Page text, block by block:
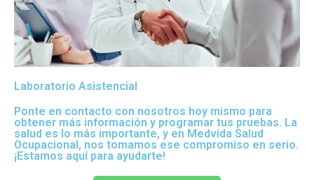
Laboratorio Asistencial
Ponte en contacto con nosotros hoy mismo para
obtener más información y programar tus pruebas. La
salud es lo más importante, y en Medvida Salud
Ocupacional, nos tomamos ese compromiso en serio.
¡Estamos aquí para ayudarte!